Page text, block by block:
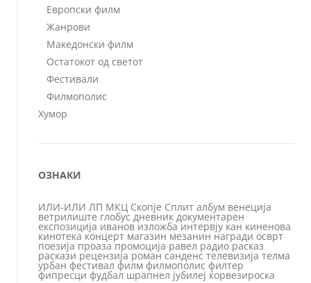
Европски филм
Жанрови
Македонски филм
Остатокот од светот
Фестивали
Филмополис
Хумор
ОЗНАКИ
ИЛИ-ИЛИ ЛП МКЦ Скопје Сплит албум венеција
ветрилиште глобус дневник документарен
експозиција иванов изложба интервју кан киненова
кинотека концерт магазин мезанин награди осврт
поезија проаза промоција равел радио расказ
раскази рецензија роман санденс телевизија телма
урбан фестивал филм филмополис филтер
фипресци фудбал шрапнел јубилеј ќорвезироска